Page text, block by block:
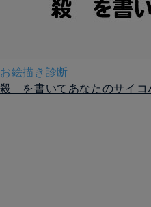
お絵描き診断
殺 を書いてあなたのサイコ